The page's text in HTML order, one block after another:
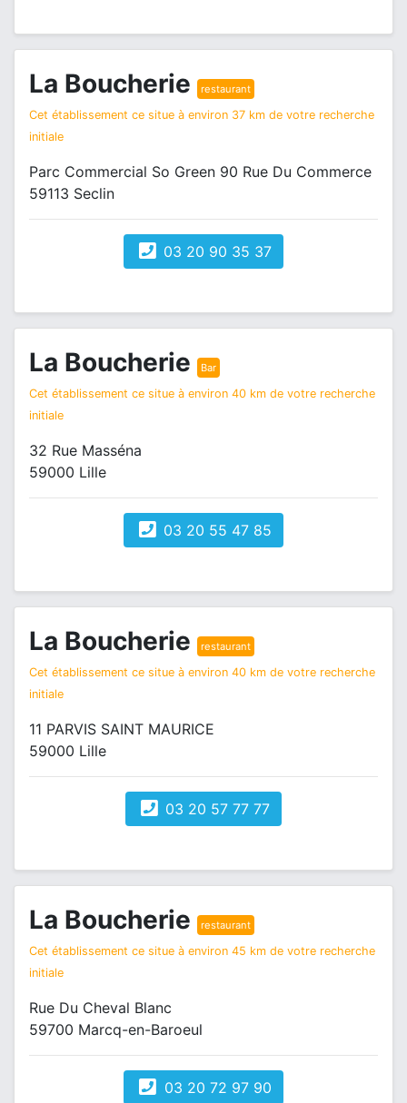
La Boucherie restaurant
Cet établissement ce situe à environ 37 km de votre recherche
initiale
Parc Commercial So Green 90 Rue Du Commerce
59113 Seclin
03 20 90 35 37
La Boucherie Bar
Cet établissement ce situe à environ 40 km de votre recherche
initiale
32 Rue Masséna
59000 Lille
03 20 55 47 85
La Boucherie restaurant
Cet établissement ce situe à environ 40 km de votre recherche
initiale
11 PARVIS SAINT MAURICE
59000 Lille
03 20 57 77 77
La Boucherie restaurant
Cet établissement ce situe à environ 45 km de votre recherche
initiale
Rue Du Cheval Blanc
59700 Marcq-en-Baroeul
03 20 72 97 90